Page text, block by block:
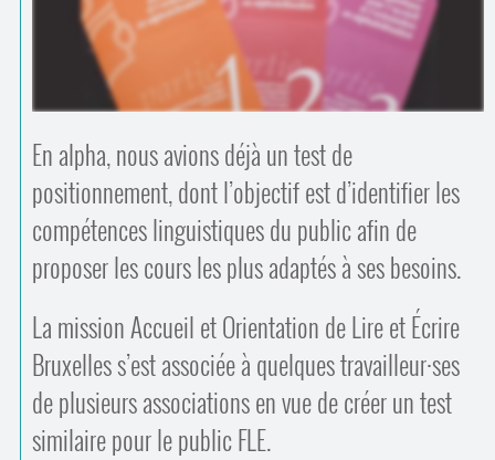
Bienvenue en Belgique
En alpha, nous avions déjà un test de
positionnement, dont l’objectif est d’identifier les
compétences linguistiques du public afin de
proposer les cours les plus adaptés à ses besoins.
La mission Accueil et Orientation de Lire et Écrire
Bruxelles s’est associée à quelques travailleur·ses
de plusieurs associations en vue de créer un test
similaire pour le public FLE.